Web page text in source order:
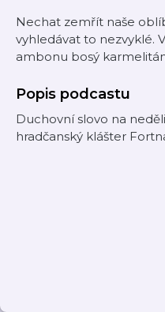
Nechat zemřít naše
vyhledávat to nezvyklé.
ambonu bosý
Popis podcastu
Duchovní slovo na
hradčanský klášter